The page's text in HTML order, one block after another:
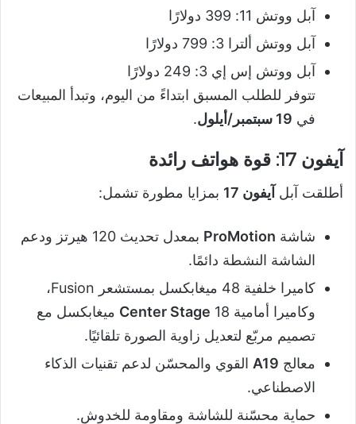
آبل ووتش 11: 399 دولارًا
آبل ووتش ألترا 3: 799 دولارًا
آبل ووتش إس إي 3: 249 دولارًا
تتوفر للطلب المسبق ابتداءً من اليوم، وتبدأ المبيعات
في 19 سبتمبر/أيلول .
آيفون 17: قوة هواتف رائدة
أطلقت آبل آيفون 17 بمزايا مطورة تشمل:
شاشة ProMotion
بمعدل تحديث 120 هيرتز ودعم
الشاشة النشطة دائمًا.
كاميرا خلفية 48 ميغابكسل بمستشعر Fusion،
وكاميرا أمامية
Center Stage 18 ميغابكسل مع
تصميم مربّع لتعديل زاوية الصورة تلقائيًا.
معالج A19 القوي والمحسّن لدعم تقنيات الذكاء
الاصطناعي.
حماية محسّنة للشاشة ومقاومة للخدوش.